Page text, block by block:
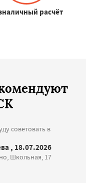
расчёт
советовать в
, 18.07.2026
Школьная, 17